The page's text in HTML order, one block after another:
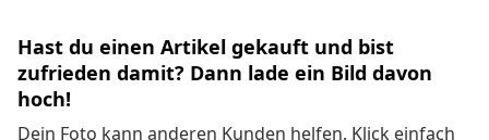
Hast du einen Artikel gekauft und bist
zufrieden damit? Dann lade ein Bild davon
hoch!
Dein Foto kann anderen Kunden helfen. Klick einfach